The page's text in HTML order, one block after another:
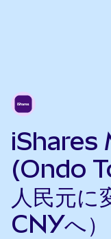
iShares
(Ondo
人民元
CNYへ）